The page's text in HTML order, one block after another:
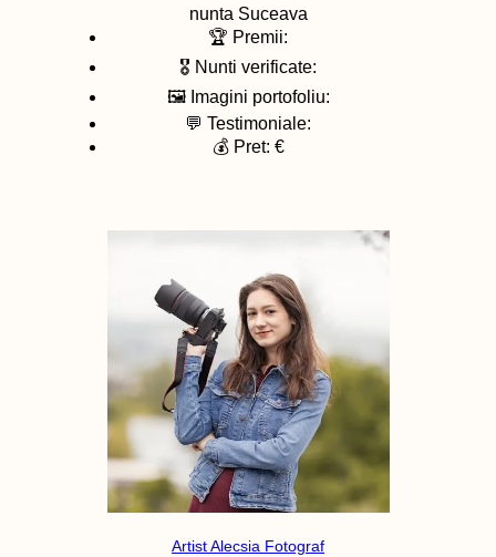
nunta Suceava
🏆 Premii:
🎖️ Nunti verificate:
🖼️ Imagini portofoliu:
💬 Testimoniale:
💰 Pret: €
Artist Alecsia Fotograf